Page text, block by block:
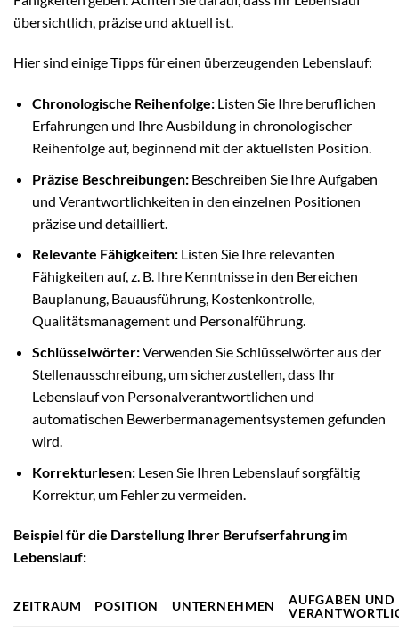
übersichtlich, präzise und aktuell ist.
Hier sind einige Tipps für einen überzeugenden Lebenslauf:
Chronologische Reihenfolge:Listen Sie Ihre beruflichen
Erfahrungen und Ihre Ausbildung in chronologischer
Reihenfolge auf, beginnend mit der aktuellsten Position.
Präzise Beschreibungen:Beschreiben Sie Ihre Aufgaben
und Verantwortlichkeiten in den einzelnen Positionen
präzise und detailliert.
Relevante Fähigkeiten:Listen Sie Ihre relevanten
Fähigkeiten auf, z. B. Ihre Kenntnisse in den Bereichen
Bauplanung, Bauausführung, Kostenkontrolle,
Qualitätsmanagement und Personalführung.
Schlüsselwörter:Verwenden Sie Schlüsselwörter aus der
Stellenausschreibung, um sicherzustellen, dass Ihr
Lebenslauf von Personalverantwortlichen und
automatischen Bewerbermanagementsystemen gefunden
wird.
Korrekturlesen:Lesen Sie Ihren Lebenslauf sorgfältig
Korrektur, um Fehler zu vermeiden.
Beispiel für die Darstellung Ihrer Berufserfahrung im
Lebenslauf:
ZEITRAUM POSITION UNTERNEHMEN
AUFGABEN UND